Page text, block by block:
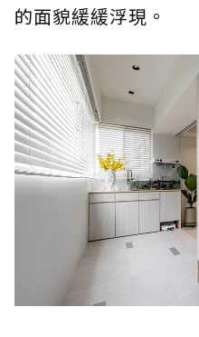
的面貌緩緩浮現。